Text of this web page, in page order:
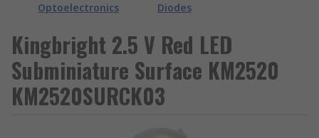
Optoelectronics
Diodes
Kingbright 2.5 V Red LED
Subminiature Surface KM2520
KM2520SURCK03